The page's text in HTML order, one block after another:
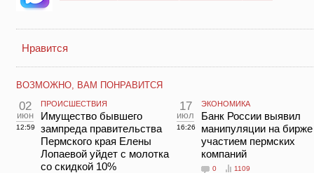
Нравится
ВОЗМОЖНО, ВАМ ПОНРАВИТСЯ
02
июн
12:59
ПРОИСШЕСТВИЯ
Имущество бывшего
зампреда правительства
Пермского края Елены
Лопаевой уйдет с молотка
со скидкой 10%
17
июл
16:26
ЭКОНОМИКА
Банк России выявил
манипуляции на
участием пермских
компаний
0 1109